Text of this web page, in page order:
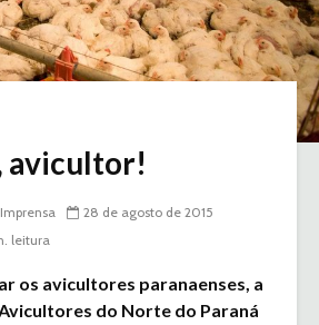
avicultor!
28 de agosto de 2015
leitura
os avicultores paranaenses, a
do Norte do Paraná